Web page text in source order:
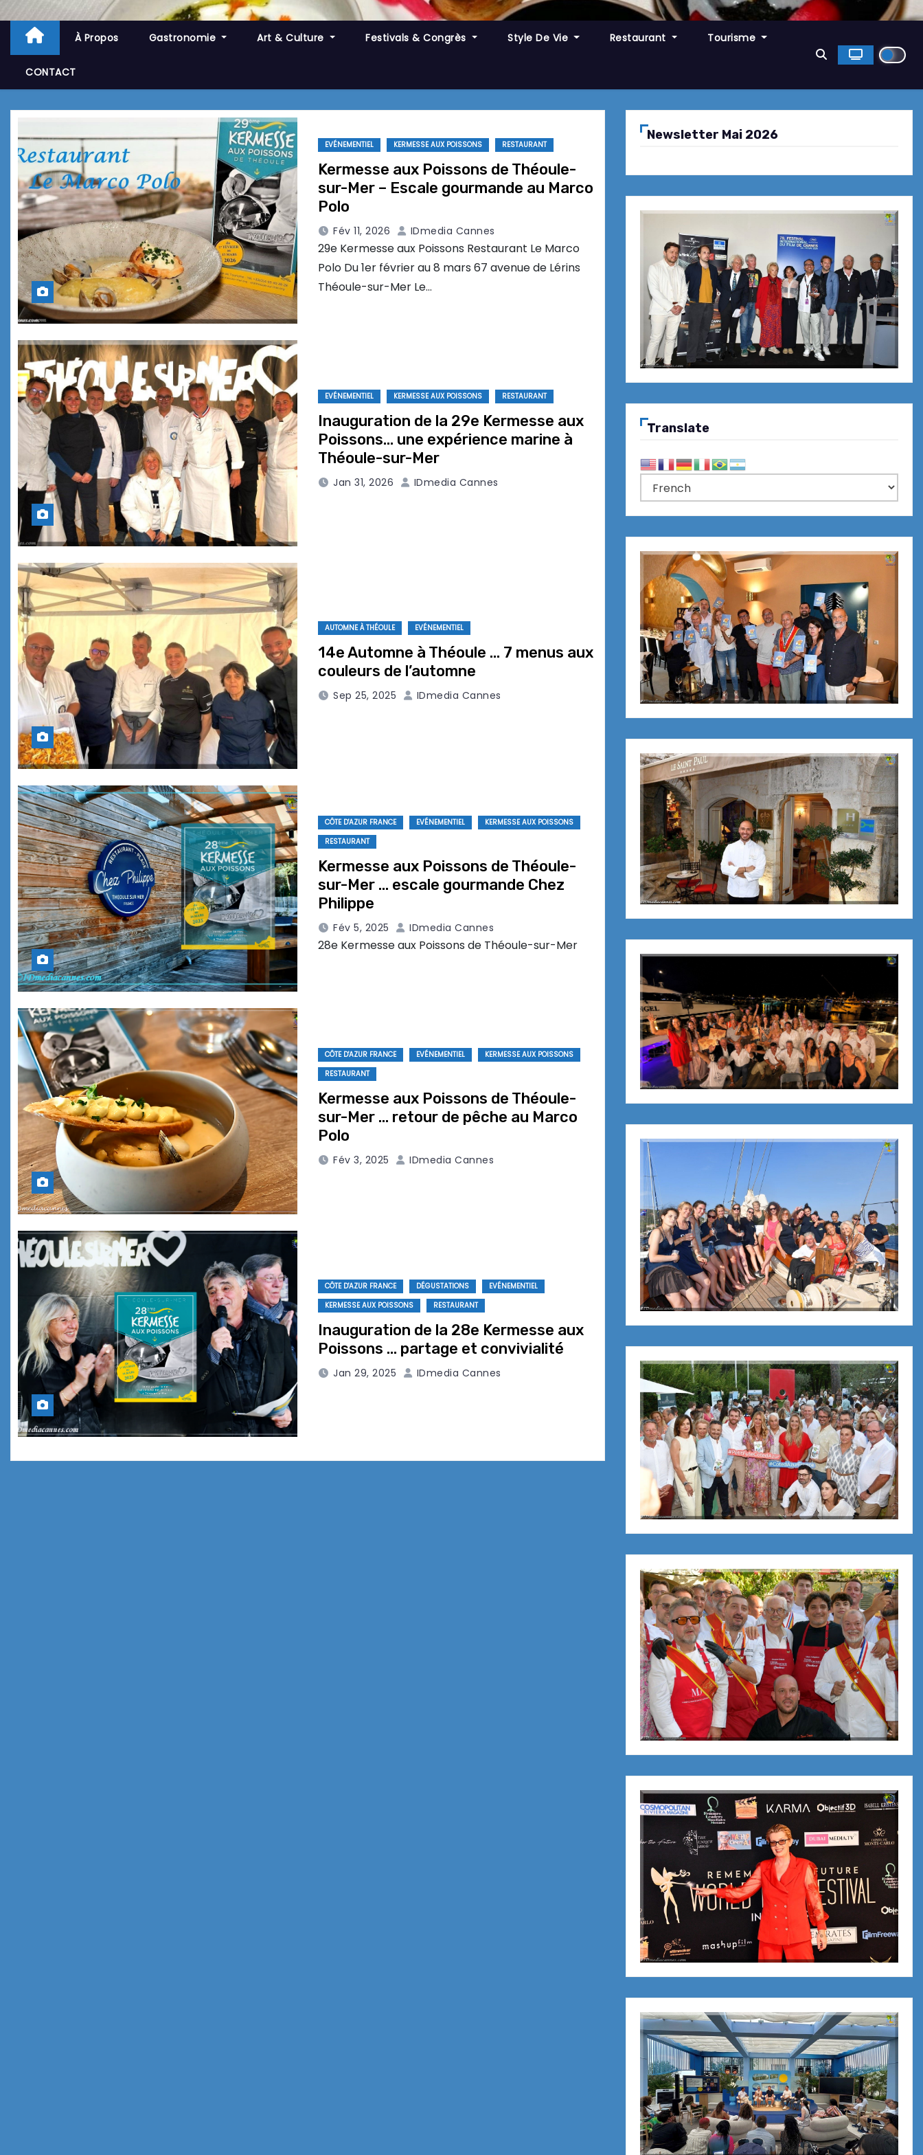
À Propos Gastronomie Art & Culture Festivals & Congrès Style De Vie Restaurant Tourisme
CONTACT
EVÉNEMENTIEL KERMESSE AUX POISSONS RESTAURANT
Kermesse aux Poissons de Théoule-
sur-Mer – Escale gourmande au Marco
Polo
Fév 11, 2026 IDmedia Cannes
29e Kermesse aux Poissons Restaurant Le Marco
Polo Du 1er février au 8 mars 67 avenue de Lérins
Théoule-sur-Mer Le…
EVÉNEMENTIEL KERMESSE AUX POISSONS RESTAURANT
Inauguration de la 29e Kermesse aux
Poissons… une expérience marine à
Théoule-sur-Mer
Jan 31, 2026 IDmedia Cannes
AUTOMNE À THÉOULE EVÉNEMENTIEL
14e Automne à Théoule … 7 menus aux
couleurs de l’automne
Sep 25, 2025 IDmedia Cannes
CÔTE D'AZUR FRANCE EVÉNEMENTIEL
KERMESSE AUX POISSONS
RESTAURANT
Kermesse aux Poissons de Théoule-
sur-Mer … escale gourmande Chez
Philippe
Fév 5, 2025 IDmedia Cannes
28e Kermesse aux Poissons de Théoule-sur-Mer
CÔTE D'AZUR FRANCE EVÉNEMENTIEL
KERMESSE AUX POISSONS
RESTAURANT
Kermesse aux Poissons de Théoule-
sur-Mer … retour de pêche au Marco
Polo
Fév 3, 2025 IDmedia Cannes
CÔTE D'AZUR FRANCE DÉGUSTATIONS
EVÉNEMENTIEL
KERMESSE AUX POISSONS
RESTAURANT
Inauguration de la 28e Kermesse aux
Poissons … partage et convivialité
Jan 29, 2025 IDmedia Cannes
Newsletter Mai 2026
Translate